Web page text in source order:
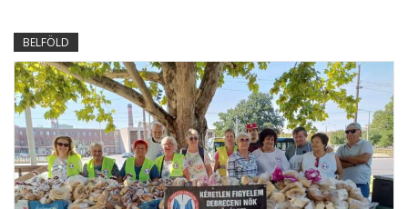
BELFÖLD